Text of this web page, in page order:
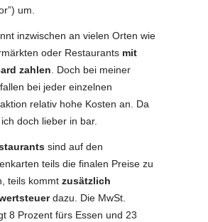
um.
inzwischen an vielen Orten wie
oder Restaurants mit
zahlen. Doch bei meiner
bei jeder einzelnen
relativ hohe Kosten an. Da
doch lieber in bar.
sind auf den
teils die finalen Preise zu
teils kommt zusätzlich
dazu. Die MwSt.
8 Prozent fürs Essen und 23